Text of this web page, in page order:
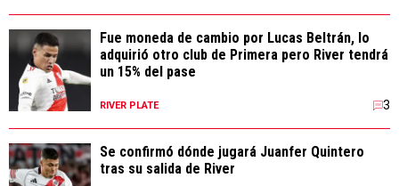
Fue moneda de cambio por Lucas Beltrán, lo
adquirió otro club de Primera pero River tendrá
un 15% del pase
RIVER PLATE 3
Se confirmó dónde jugará Juanfer Quintero
tras su salida de River